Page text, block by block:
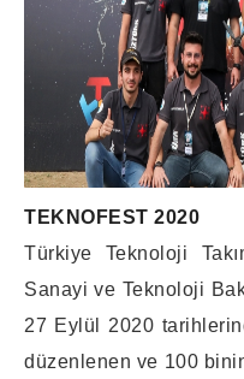
TEKNOFEST 2020
Türkiye Teknoloji
Sanayi ve Teknoloji
27 Eylül 2020
düzenlenen ve 100